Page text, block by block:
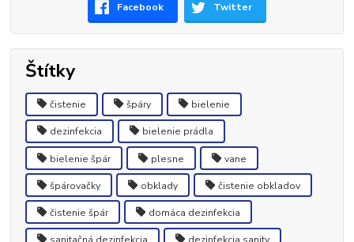
Facebook Twitter
Štítky
čistenie špáry bielenie
dezinfekcia bielenie prádla
bielenie špár plesne vane
špárovačky obklady čistenie obkladov
čistenie špár domáca dezinfekcia